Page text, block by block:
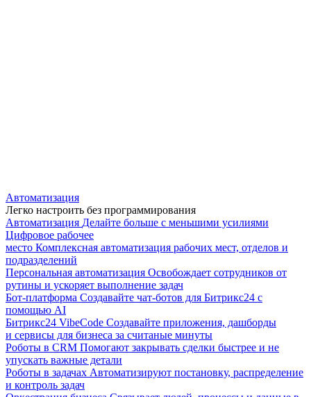
Автоматизация
Легко настроить без программирования
Автоматизация Делайте больше с меньшими усилиями
Цифровое рабочее
место Комплексная автоматизация рабочих мест, отделов и
подразделений
Персональная автоматизация Освобождает сотрудников от
рутины и ускоряет выполнение задач
Бот-платформа Создавайте чат-ботов для Битрикс24 с
помощью AI
Битрикс24 VibeCode Создавайте приложения, дашборды
и сервисы для бизнеса за считаные минуты
Роботы в CRM Помогают закрывать сделки быстрее и не
упускать важные детали
Роботы в задачах Автоматизируют постановку, распределение
и контроль задач